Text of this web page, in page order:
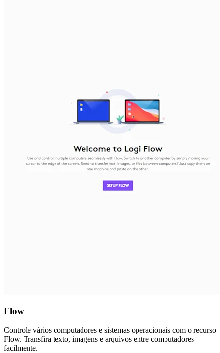
Flow
Controle vários computadores e sistemas operacionais com o recurso
Flow. Transfira texto, imagens e arquivos entre computadores
facilmente.